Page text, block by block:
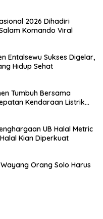
2026 Dihadiri
Komando Viral
Entalsewu Sukses Digelar,
Hidup Sehat
Tumbuh Bersama
Kendaraan Listrik
UB Halal Metric
Kian Diperkuat
Orang Solo Harus